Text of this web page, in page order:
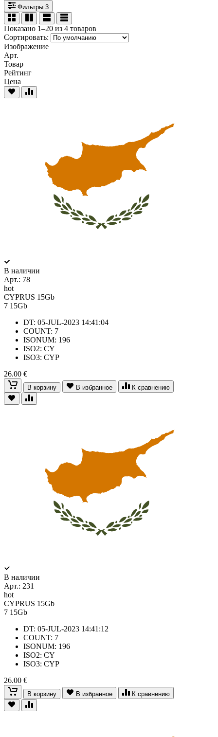
Фильтры 3
Показано 1–20 из 4 товаров
Сортировать:
Изображение
Арт.
Товар
Рейтинг
Цена
В наличии
Арт.: 78
hot
CYPRUS 15Gb
7 15Gb
DT: 05-JUL-2023 14:41:04
COUNT: 7
ISONUM: 196
ISO2: CY
ISO3: CYP
26.00 €
В корзину В избранное К сравнению
В наличии
Арт.: 231
hot
CYPRUS 15Gb
7 15Gb
DT: 05-JUL-2023 14:41:12
COUNT: 7
ISONUM: 196
ISO2: CY
ISO3: CYP
26.00 €
В корзину В избранное К сравнению